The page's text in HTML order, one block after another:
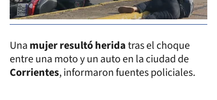
Unamujer resultó heridatras el choque
entre una moto y un auto en la ciudad de
Corrientes, informaron fuentes policiales.